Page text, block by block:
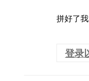
拼好了
登录